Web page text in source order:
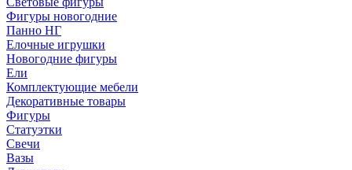
Фигуры новогодние
Панно НГ
Елочные игрушки
Новогодние фигуры
Ели
Комплектующие мебели
Декоративные товары
Фигуры
Статуэтки
Свечи
Вазы